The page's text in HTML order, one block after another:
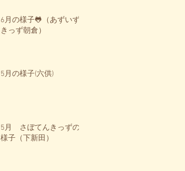
6月の様子🐸（あずいず
きっず朝倉）
5月の様子(六供)
5月 さぼてんきっずの
様子（下新田）